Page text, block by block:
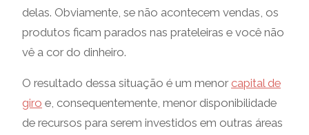
delas. Obviamente, se não acontecem vendas, os
produtos ficam parados nas prateleiras e você não
vê a cor do dinheiro.
O resultado dessa situação é um menorcapital de
giro e, consequentemente, menor disponibilidade
de recursos para serem investidos em outras áreas